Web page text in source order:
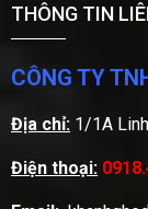
THÔNG TIN
CÔNG TY
Địa chỉ: 1/1A
Điện thoại: